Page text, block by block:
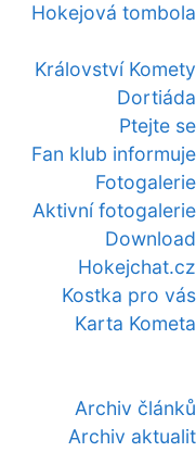
Hokejová tombola
Království Komety
Dortiáda
Ptejte se
Fan klub informuje
Fotogalerie
Aktivní fotogalerie
Download
Hokejchat.cz
Kostka pro vás
Karta Kometa
Archiv článků
Archiv aktualit